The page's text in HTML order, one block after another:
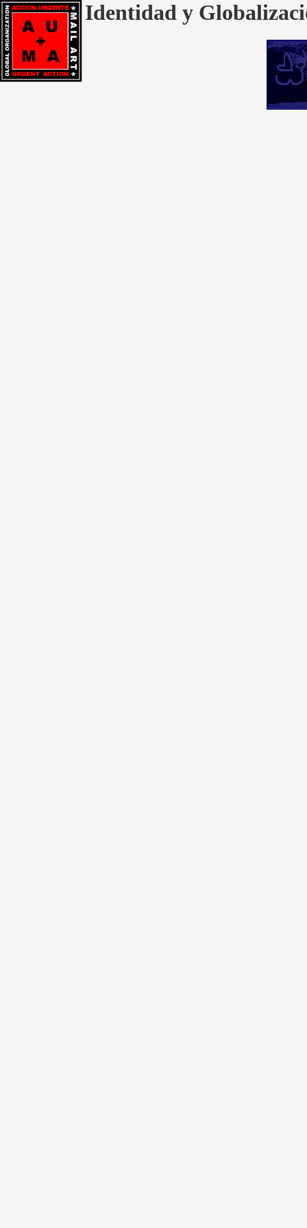
Identidad y